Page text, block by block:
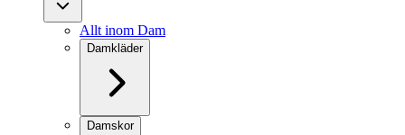
Allt inom Dam
Damkläder
Damskor